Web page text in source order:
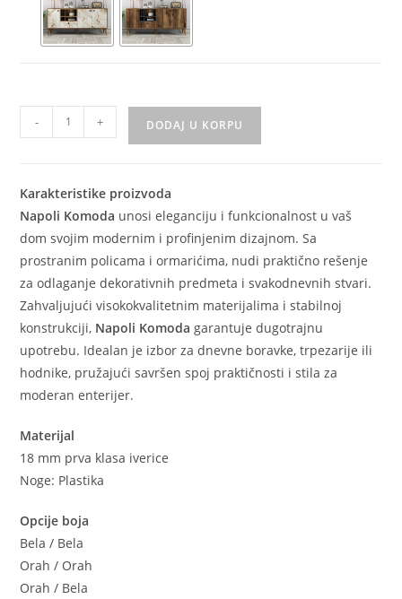
- + DODAJ U KORPU
Karakteristike proizvoda
Napoli Komoda unosi eleganciju i funkcionalnost u vaš
dom svojim modernim i profinjenim dizajnom. Sa
prostranim policama i ormarićima, nudi praktično rešenje
za odlaganje dekorativnih predmeta i svakodnevnih stvari.
Zahvaljujući visokokvalitetnim materijalima i stabilnoj
konstrukciji, Napoli Komoda garantuje dugotrajnu
upotrebu. Idealan je izbor za dnevne boravke, trpezarije ili
hodnike, pružajući savršen spoj praktičnosti i stila za
moderan enterijer.
Materijal
18 mm prva klasa iverice
Noge: Plastika
Opcije boja
Bela / Bela
Orah / Orah
Orah / Bela